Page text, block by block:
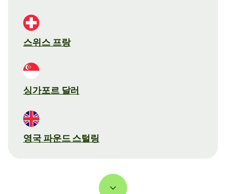
스위스 프랑
싱가포르 달러
영국 파운드 스털링